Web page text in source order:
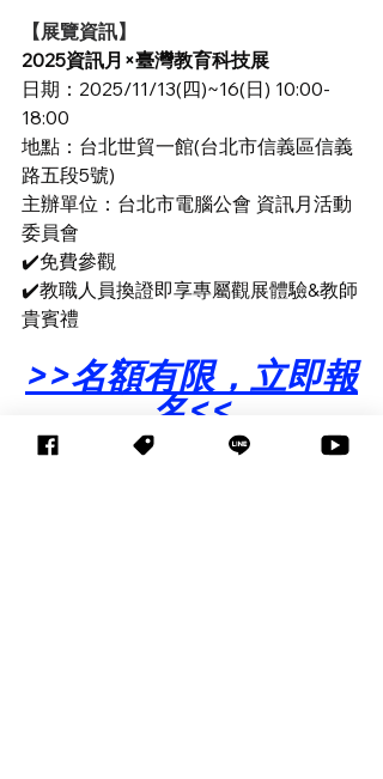
【展覽資訊】
2025資訊月×臺灣教育科技展
日期：2025/11/13(四)~16(日) 10:00-
18:00
地點：台北世貿一館(台北市信義區信義
路五段5號)
主辦單位：台北市電腦公會 資訊月活動
委員會
✔️免費參觀
✔️教職人員換證即享專屬觀展體驗&教師
貴賓禮
>>名額有限，立即報
名<<